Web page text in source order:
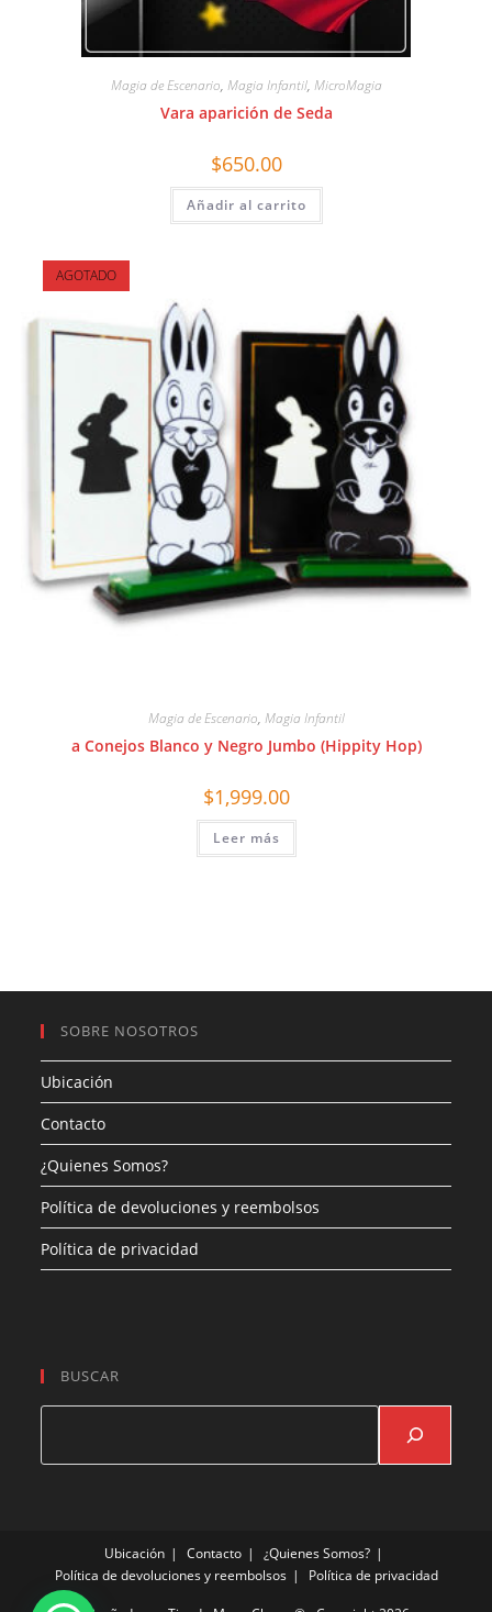
Magia de Escenario, Magia Infantil, MicroMagia
Vara aparición de Seda
$650.00
Añadir al carrito
AGOTADO
Magia de Escenario, Magia Infantil
a Conejos Blanco y Negro Jumbo (Hippity Hop)
$1,999.00
Leer más
SOBRE NOSOTROS
Ubicación
Contacto
¿Quienes Somos?
Política de devoluciones y reembolsos
Política de privacidad
BUSCAR
Ubicación Contacto
¿Quienes Somos?
Política de devoluciones y reembolsos
Política de privacidad